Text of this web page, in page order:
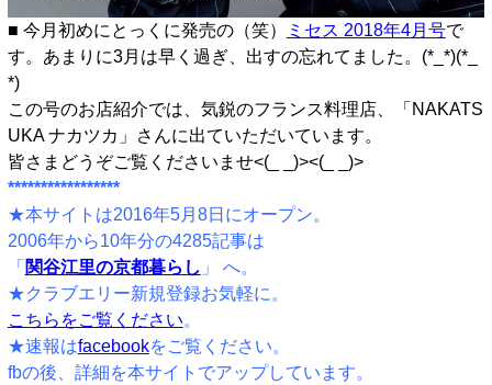
■ 今月初めにとっくに発売の（笑） ミセス 2018年4月号で
す。あまりに3月は早く過ぎ、出すの忘れてました。(*_*)(*_
*)
この号のお店紹介では、気鋭のフランス料理店、「NAKATS
UKA ナカツカ」さんに出ていただいています。
皆さまどうぞご覧くださいませ<(_ _)><(_ _)>
*****************
★本サイトは2016年5月8日にオープン。
2006年から10年分の4285記事は
「 関谷江里の京都暮らし 」 へ。
★クラブエリー新規登録お気軽に。
こちらをご覧ください。
★速報はfacebookをご覧ください。
fbの後、詳細を本サイトでアップしています。